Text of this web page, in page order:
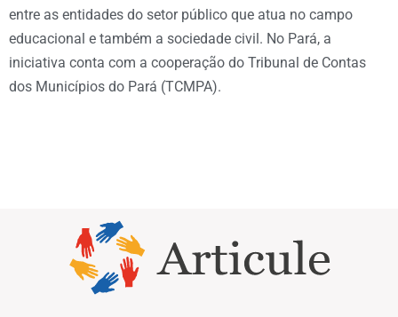
entre as entidades do setor público que atua no campo
educacional e também a sociedade civil. No Pará, a
iniciativa conta com a cooperação do Tribunal de Contas
dos Municípios do Pará (TCMPA).